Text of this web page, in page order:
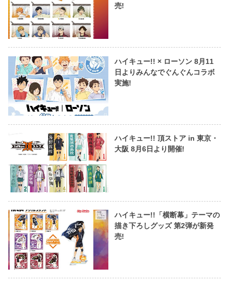
売!
ハイキュー!! × ローソン 8月11
日よりみんなでぐんぐんコラボ
実施!
ハイキュー!! 頂ストア in 東京・
大阪 8月6日より開催!
ハイキュー!!「横断幕」テーマの
描き下ろしグッズ 第2弾が新発
売!